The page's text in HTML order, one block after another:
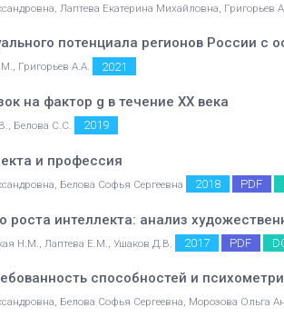
Лаптева Екатерина Михайловна, Григорьев
потенциала регионов России
Григорьев А.А. 2021
на фактор g в течение XX века
Белова С.С. 2019
и профессия
Белова Софья Сергеевна 2018 PDF
роста интеллекта: анализ
Н.М., Лаптева Е.М., Ушаков Д.В. 2017 PDF
способностей и
Белова Софья Сергеевна, Морозова Ольга